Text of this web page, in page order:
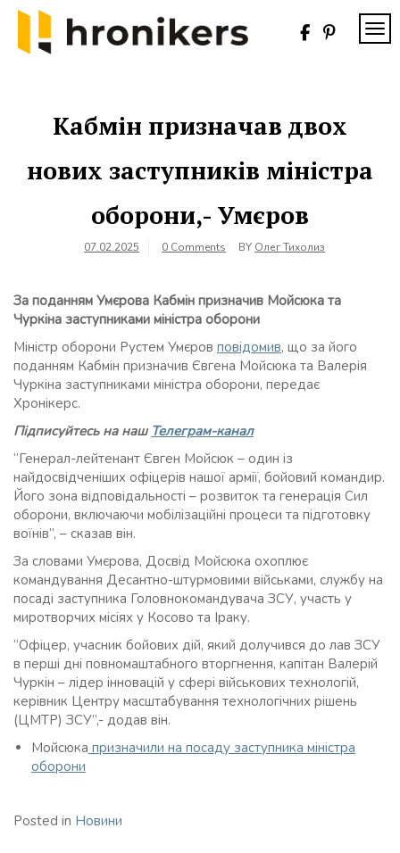
Skip
content
Кабмін призначав двох
нових заступників міністра
оборони,- Умєров
07.02.2025 0 Comments BY Олег Тихолиз
За поданням Умєрова Кабмін призначив Мойсюка та
Чуркіна заступниками міністра оборони
Міністр оборони Рустем Умєров повідомив, що за його
поданням Кабмін призначив Євгена Мойсюка та Валерія
Чуркіна заступниками міністра оборони, передає
Хронікерс.
Підписуйтесь на наш Телеграм-канал
“Генерал-лейтенант Євген Мойсюк – один із
найдосвідченіших офіцерів нашої армії, бойовий командир.
Його зона відповідальності – розвиток та генерація Сил
оборони, включаючи мобілізаційні процеси та підготовку
воїнів”, – сказав він.
За словами Умєрова, Досвід Мойсюка охоплює
командування Десантно-штурмовими військами, службу на
посаді заступника Головнокомандувача ЗСУ, участь у
миротворчих місіях у Косово та Іраку.
“Офіцер, учасник бойових дій, який долучився до лав ЗСУ
в перші дні повномаштабного вторгнення, капітан Валерій
Чуркін – лідер інновацій у сфері військових технологій,
керівник Центру масштабування технологічних рішень
(ЦМТР) ЗСУ”,- додав він.
Мойсюка призначили на посаду заступника міністра
оборони
Posted in Новини